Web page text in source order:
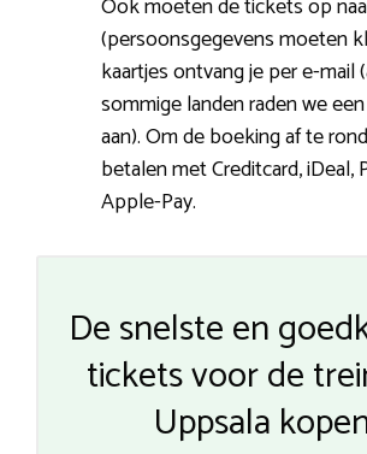
(persoonsgegevens moeten
kaartjes ontvang je per e-mail
sommige landen raden we
aan). Om de boeking af te
betalen met Creditcard, iDeal,
Apple-Pay.
De snelste en
tickets voor de
Uppsala